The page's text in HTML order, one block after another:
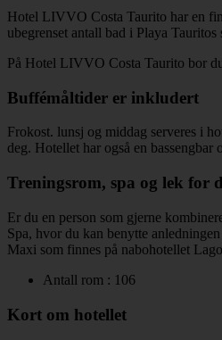
Hotel LIVVO Costa Taurito har en
ubegrenset antall bad i Playa
På Hotel LIVVO Costa Taurito bor
Buffémåltider er inkludert
Frokost. lunsj og middag serveres i
deg. Hotellet har også en bassengbar
Treningsrom, spa og lek for
Er du en person som gjerne
Spa, hvor du kan benytte
Maxi som finnes på nabohotellet
Antall rom : 106
Kort om hotellet